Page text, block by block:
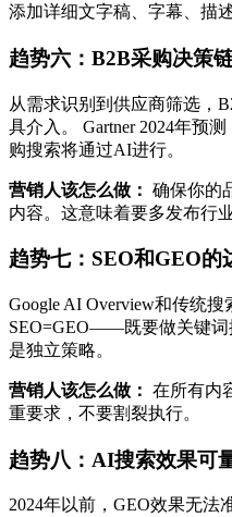
添加详细文字稿、字幕、描
趋势六：B2B采购决策
从需求识别到供应商筛选，
具介入。 Gartner 2024年预
购搜索将通过AI进行。
营销人该怎么做： 确保你的
内容。这意味着要多发布行
趋势七：SEO和GEO的
Google AI Overview和传统
SEO=GEO——既要做关键
是独立策略。
营销人该怎么做： 在所有内
重要求，不要割裂执行。
趋势八：AI搜索效果可
2024年以前，GEO效果无法